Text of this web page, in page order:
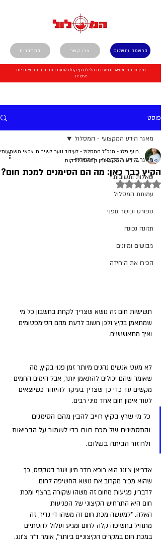
התחברות הרשמה ותשלום צרו קשר
גפ"ן תכנית 45870 ובמערכת הל"ל כגוף קולט למעורבות חברתית ואחריות
אישית
פוסט
מאגר הידע המקצועי - המסלול
שאלות ותשובות
עמותת המסלול
ספורט וכושר גופני
תזונה נכונה
גיבושים ומיונים
הכירו את היחידה
מאגר הידע המקצועי - המסלול
הקיץ כבר כאן: מה הם הסימנים למכת חום?
רועי פלג - מנכ"ל המסלול - לעידוד נוער לשירות צבאי משמעותי
14 באוג׳ 2022
זמן קריאה 2 דקות
דירוג של NaN מתוך 5 כוכבים
תשישות חום זה נושא שצריך לקחת בחשבון כל מי
שמתאמן בקיץ ולכן חשוב לדעת מהם הסימפטומים
ואיך מתאוששים.
לא מעט אנשים נהנים מיותר זמן פנוי בקיץ, מה
שאומר שהם יכולים להתאמן יותר, אבל הימים החמים
מקשים עד כדי כך שצריך בעיקר להיזהר כשיוצאים
לעוד אימון חום אחד מיני רבים.
כל מי שרץ בקיץ חייב להבין מהם הסימנים
והתסמינים של מכת חום כדי לשמור על הבריאות
ולחזור הביתה בשלום.
אדריאן צ'ונג הוא רופא חדר מיון שגר בטקסס, כך
שהוא מכיר מקרוב את נושא החשיפה לחום.
לדבריו, פגיעות מחום זה משהו שקורה ברצף ומכת
חום היא התרחיש הקיצוני של הפגיעות
האלה. "למעשה מכת חום זה משהו די נדיר, זה
מתחיל בחשיפה קלה לחום ומגיע ועלול להסתיים
במכת חום במקרים הקיצוניים ביותר", אומר ד"ר צ'ונג.